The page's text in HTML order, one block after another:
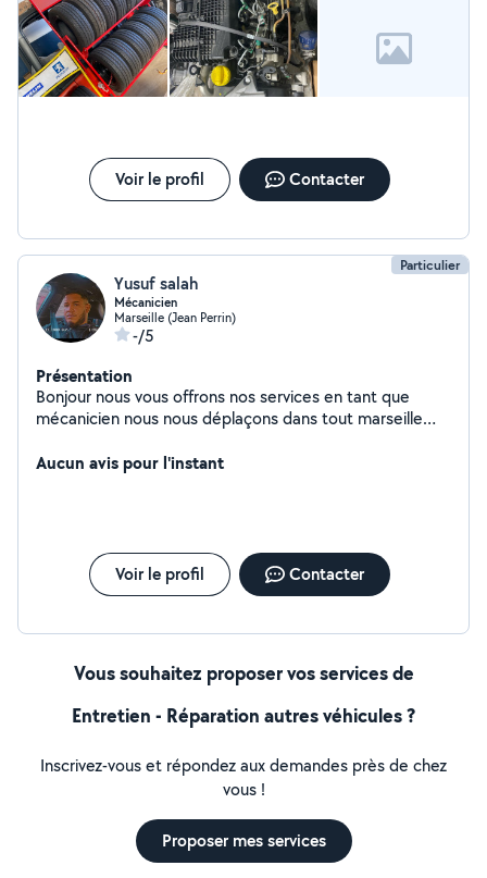
garage Diagnostic à partir de 50 Déplacement et devis
gratuit Cordialement
Voir le profil Contacter
Particulier
Yusuf salah
Mécanicien
Marseille (Jean Perrin)
-/5
Présentation
Bonjour nous vous offrons nos services en tant que
mécanicien nous nous déplaçons dans tout marseille
professionnel et à l'écoute de mes Clients je m'occupe
Aucun avis pour l'instant
Voir le profil Contacter
Vous souhaitez proposer vos services de
Entretien - Réparation autres véhicules ?
Inscrivez-vous et répondez aux demandes près de chez
vous !
Proposer mes services